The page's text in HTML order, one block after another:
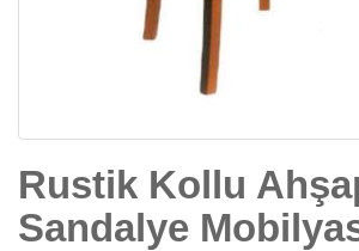
Rustik Kollu
Sandalye